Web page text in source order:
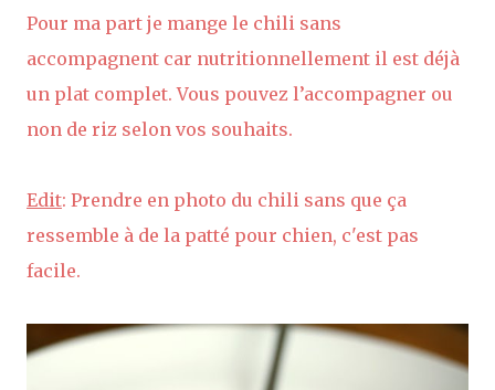
Pour ma part je mange le chili sans
accompagnent car nutritionnellement il est déjà
un plat complet. Vous pouvez l’accompagner ou
non de riz selon vos souhaits.
Edit: Prendre en photo du chili sans que ça
ressemble à de la patté pour chien, c'est pas
facile.